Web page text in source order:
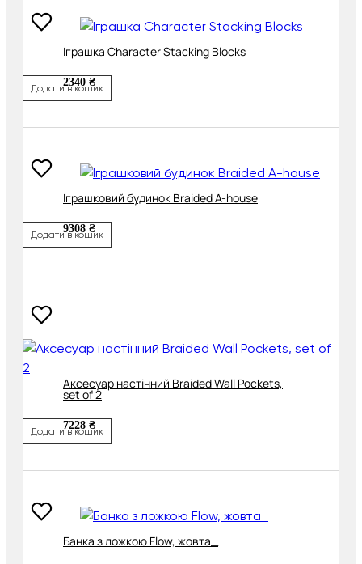
Іграшка Character Stacking Blocks
2340 ₴
Додати в кошик
Іграшковий будинок Braided A-house
9308 ₴
Додати в кошик
Аксесуар настінний Braided Wall Pockets,
set of 2
7228 ₴
Додати в кошик
Банка з ложкою Flow, жовта_